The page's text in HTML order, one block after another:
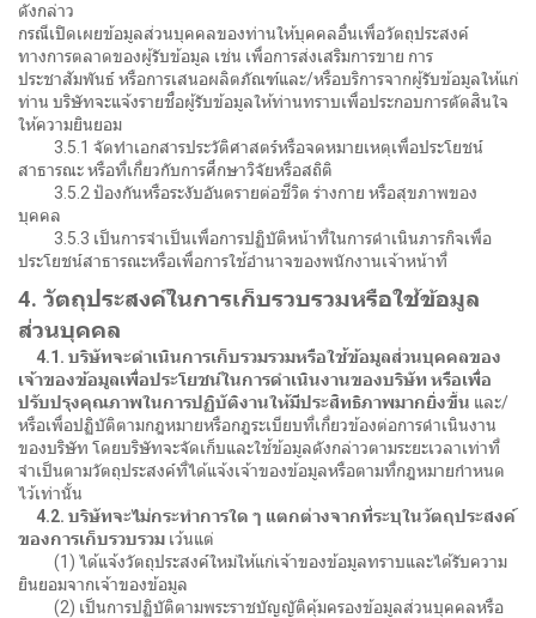
ดังกล่าว
กรณีเปิดเผยข้อมูลส่วนบุคคลของท่านให้บุคคลอื่นเพื่อวัตถุประสงค์
ทางการตลาดของผู้รับข้อมูล เช่น เพื่อการส่งเสริมการขาย การ
ประชาสัมพันธ์ หรือการเสนอผลิตภัณฑ์และ/หรือบริการจากผู้รับข้อมูลให้แก่
ท่าน บริษัทจะแจ้งรายชื่อผู้รับข้อมูลให้ท่านทราบเพื่อประกอบการตัดสินใจ
ให้ความยินยอม
3.5.1 จัดทำเอกสารประวัติศาสตร์หรือจดหมายเหตุเพื่อประโยชน์
สาธารณะ หรือที่เกี่ยวกับการศึกษาวิจัยหรือสถิติ
3.5.2 ป้องกันหรือระงับอันตรายต่อชีวิต ร่างกาย หรือสุขภาพของ
บุคคล
3.5.3 เป็นการจำเป็นเพื่อการปฏิบัติหน้าที่ในการดำเนินภารกิจเพื่อ
ประโยชน์สาธารณะหรือเพื่อการใช้อำนาจของพนักงานเจ้าหน้าที่
4. วัตถุประสงค์ในการเก็บรวบรวมหรือใช้ข้อมูล
ส่วนบุคคล
4.1. บริษัทจะดำเนินการเก็บรวมรวมหรือใช้ข้อมูลส่วนบุคคลของ
เจ้าของข้อมูลเพื่อประโยชน์ในการดำเนินงานของบริษัท หรือเพื่อ
ปรับปรุงคุณภาพในการปฏิบัติงานให้มีประสิทธิภาพมากยิ่งขึ้น และ/
หรือเพื่อปฏิบัติตามกฎหมายหรือกฎระเบียบที่เกี่ยวข้องต่อการดำเนินงาน
ของบริษัท โดยบริษัทจะจัดเก็บและใช้ข้อมูลดังกล่าวตามระยะเวลาเท่าที่
จำเป็นตามวัตถุประสงค์ที่ได้แจ้งเจ้าของข้อมูลหรือตามที่กฎหมายกำหนด
ไว้เท่านั้น
4.2. บริษัทจะไม่กระทำการใด ๆ แตกต่างจากที่ระบุในวัตถุประสงค์
ของการเก็บรวบรวม เว้นแต่
(1) ได้แจ้งวัตถุประสงค์ใหม่ให้แก่เจ้าของข้อมูลทราบและได้รับความ
ยินยอมจากเจ้าของข้อมูล
(2) เป็นการปฏิบัติตามพระราชบัญญัติคุ้มครองข้อมูลส่วนบุคคลหรือ